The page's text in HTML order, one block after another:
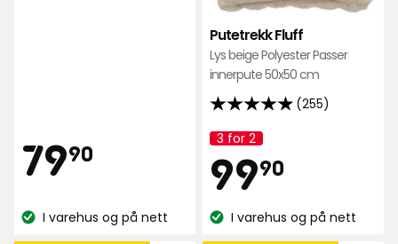
anmeldelser
Pris
7990
kr
Lagerbalanse:
I varehus og på nett
Putetrekk Fluff
Lys beige Polyester Passer
innerpute 50x50 cm
(255)
4.9
av
5
stjerner,
på
Kampanjenavn:
3 for 2
Pris
9990
kr
Lagerbalanse:
I varehus og på nett